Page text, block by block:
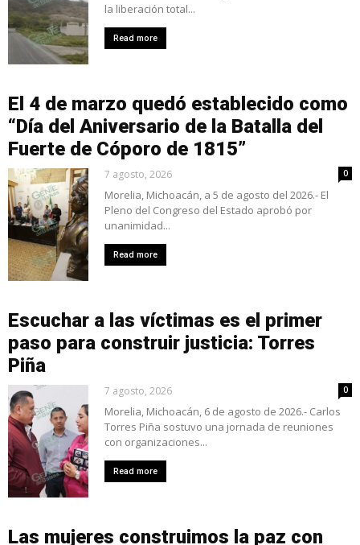
la liberación total...
Read more
El 4 de marzo quedó establecido como
“Día del Aniversario de la Batalla del
Fuerte de Cóporo de 1815”
7 agosto, 2026 0
Morelia, Michoacán, a 5 de agosto del 2026.- El
Pleno del Congreso del Estado aprobó por
unanimidad...
Read more
Escuchar a las víctimas es el primer
paso para construir justicia: Torres
Piña
7 agosto, 2026 0
Morelia, Michoacán, 6 de agosto de 2026.- Carlos
Torres Piña sostuvo una jornada de reuniones
con organizaciones...
Read more
Las mujeres construimos la paz con